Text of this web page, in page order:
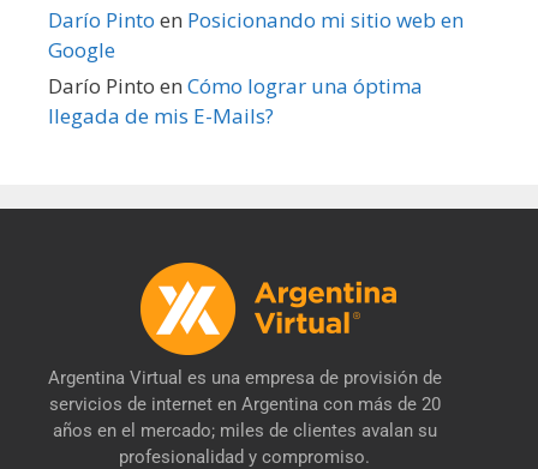
Darío Pinto en Posicionando mi sitio web en
Google
Darío Pinto en Cómo lograr una óptima
llegada de mis E-Mails?
Argentina Virtual es una empresa de provisión de
servicios de internet en Argentina con más de 20
años en el mercado; miles de clientes avalan su
profesionalidad y compromiso.